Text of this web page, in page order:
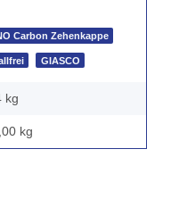
Carbon Zehenkappe
GIASCO
kg
kg